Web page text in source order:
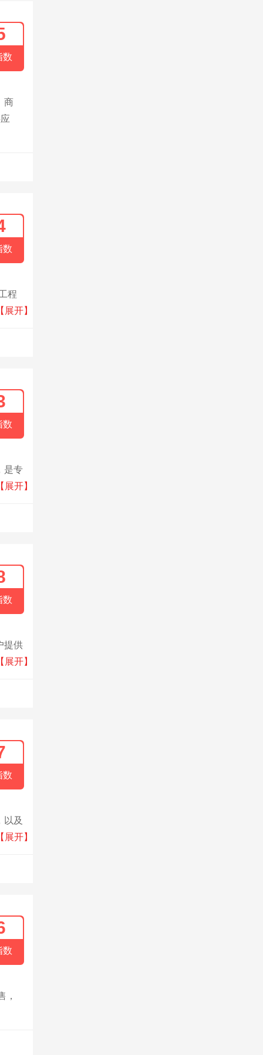
数
商
数
程
广东
【展开】
数
是专
商业
【展开】
数
提供
交
【展开】
数
以及
能
【展开】
数
，